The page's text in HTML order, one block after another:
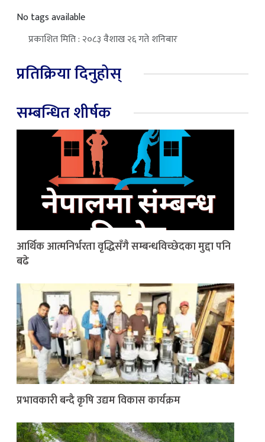
No tags available
प्रकाशित मिति : २०८३ वैशाख २६ गते शनिबार
प्रतिक्रिया दिनुहोस्
सम्बन्धित शीर्षक
आर्थिक आत्मनिर्भरता वृद्धिसँगै सम्बन्धविच्छेदका मुद्दा पनि
बढे
प्रभावकारी बन्दै कृषि उद्यम विकास कार्यक्रम